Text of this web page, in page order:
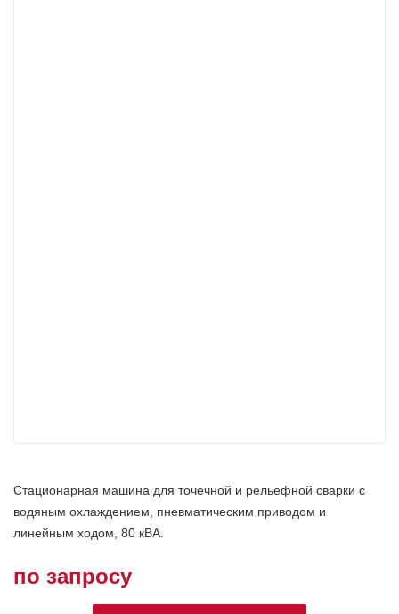
Стационарная машина для точечной и рельефной сварки с
водяным охлаждением, пневматическим приводом и
линейным ходом, 80 кВА.
по запросу